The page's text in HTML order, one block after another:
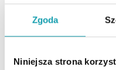
Zgoda
Niniejsza strona
Odchudzanie:
kilka kilogramów? Ile